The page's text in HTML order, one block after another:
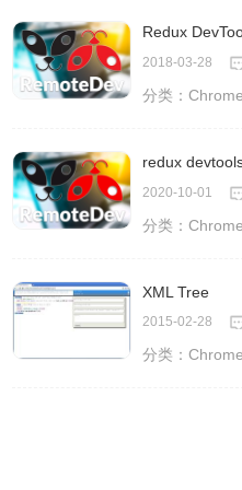
Redux
2018-03-28
分类：
redux
2020-10-01
分类：
XML Tree
2015-02-28
分类：